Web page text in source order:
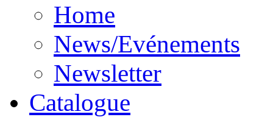
Home
News/Evénements
Newsletter
Catalogue